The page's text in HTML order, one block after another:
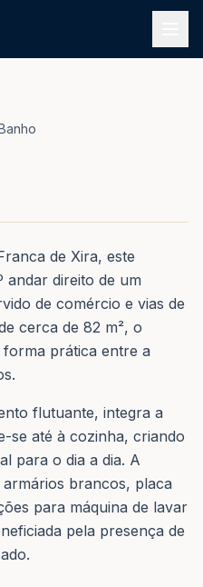
de Xira, este
andar direito de um
de comércio e vias de
cerca de 82 m², o
prática entre a
flutuante, integra a
se até à cozinha, criando
para o dia a dia. A
brancos, placa
para máquina de lavar
pela presença de